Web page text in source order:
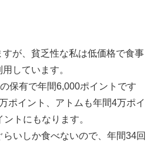
が、貧乏性な私は低価格で食事
しています。
保有で年間6,000ポイントです
ポイント、アトムも年間4万ポイ
トにもなります。
いしか食べないので、年間34回